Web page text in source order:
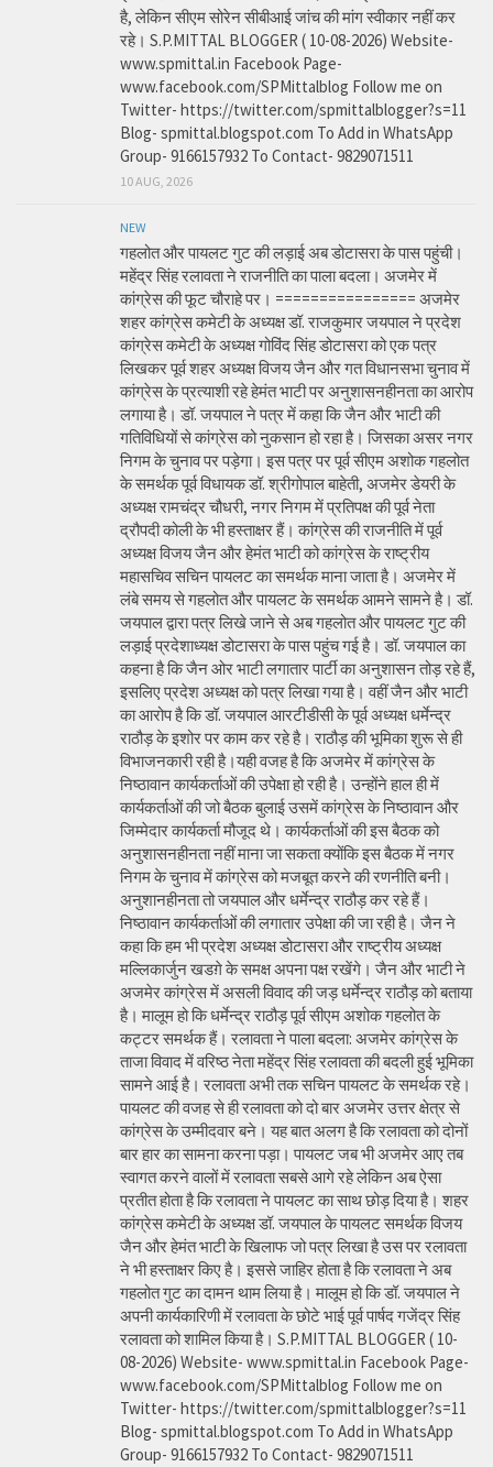
है, लेकिन सीएम सोरेन सीबीआई जांच की मांग स्वीकार नहीं कर
रहे। S.P.MITTAL BLOGGER ( 10-08-2026) Website-
www.spmittal.in Facebook Page-
www.facebook.com/SPMittalblog Follow me on
Twitter- https://twitter.com/spmittalblogger?s=11
Blog- spmittal.blogspot.com To Add in WhatsApp
Group- 9166157932 To Contact- 9829071511
10 AUG, 2026
NEW
गहलोत और पायलट गुट की लड़ाई अब डोटासरा के पास पहुंची।
महेंद्र सिंह रलावता ने राजनीति का पाला बदला। अजमेर में
कांग्रेस की फूट चौराहे पर। ================ अजमेर
शहर कांग्रेस कमेटी के अध्यक्ष डॉ. राजकुमार जयपाल ने प्रदेश
कांग्रेस कमेटी के अध्यक्ष गोविंद सिंह डोटासरा को एक पत्र
लिखकर पूर्व शहर अध्यक्ष विजय जैन और गत विधानसभा चुनाव में
कांग्रेस के प्रत्याशी रहे हेमंत भाटी पर अनुशासनहीनता का आरोप
लगाया है। डॉ. जयपाल ने पत्र में कहा कि जैन और भाटी की
गतिविधियों से कांग्रेस को नुकसान हो रहा है। जिसका असर नगर
निगम के चुनाव पर पड़ेगा। इस पत्र पर पूर्व सीएम अशोक गहलोत
के समर्थक पूर्व विधायक डॉ. श्रीगोपाल बाहेती, अजमेर डेयरी के
अध्यक्ष रामचंद्र चौधरी, नगर निगम में प्रतिपक्ष की पूर्व नेता
द्रौपदी कोली के भी हस्ताक्षर हैं। कांग्रेस की राजनीति में पूर्व
अध्यक्ष विजय जैन और हेमंत भाटी को कांग्रेस के राष्ट्रीय
महासचिव सचिन पायलट का समर्थक माना जाता है। अजमेर में
लंबे समय से गहलोत और पायलट के समर्थक आमने सामने है। डॉ.
जयपाल द्वारा पत्र लिखे जाने से अब गहलोत और पायलट गुट की
लड़ाई प्रदेशाध्यक्ष डोटासरा के पास पहुंच गई है। डॉ. जयपाल का
कहना है कि जैन ओर भाटी लगातार पार्टी का अनुशासन तोड़ रहे हैं,
इसलिए प्रदेश अध्यक्ष को पत्र लिखा गया है। वहीं जैन और भाटी
का आरोप है कि डॉ. जयपाल आरटीडीसी के पूर्व अध्यक्ष धर्मेन्द्र
राठौड़ के इशोर पर काम कर रहे है। राठौड़ की भूमिका शुरू से ही
विभाजनकारी रही है।यही वजह है कि अजमेर में कांग्रेस के
निष्ठावान कार्यकर्ताओं की उपेक्षा हो रही है। उन्होंने हाल ही में
कार्यकर्ताओं की जो बैठक बुलाई उसमें कांग्रेस के निष्ठावान और
जिम्मेदार कार्यकर्ता मौजूद थे। कार्यकर्ताओं की इस बैठक को
अनुशासनहीनता नहीं माना जा सकता क्योंकि इस बैठक में नगर
निगम के चुनाव में कांग्रेस को मजबूत करने की रणनीति बनी।
अनुशानहीनता तो जयपाल और धर्मेन्द्र राठौड़ कर रहे हैं।
निष्ठावान कार्यकर्ताओं की लगातार उपेक्षा की जा रही है। जैन ने
कहा कि हम भी प्रदेश अध्यक्ष डोटासरा और राष्ट्रीय अध्यक्ष
मल्लिकार्जुन खडग़े के समक्ष अपना पक्ष रखेंगे। जैन और भाटी ने
अजमेर कांग्रेस में असली विवाद की जड़ धर्मेन्द्र राठौड़ को बताया
है। मालूम हो कि धर्मेन्द्र राठौड़ पूर्व सीएम अशोक गहलोत के
कट्टर समर्थक हैं। रलावता ने पाला बदला: अजमेर कांग्रेस के
ताजा विवाद में वरिष्ठ नेता महेंद्र सिंह रलावता की बदली हुई भूमिका
सामने आई है। रलावता अभी तक सचिन पायलट के समर्थक रहे।
पायलट की वजह से ही रलावता को दो बार अजमेर उत्तर क्षेत्र से
कांग्रेस के उम्मीदवार बने। यह बात अलग है कि रलावता को दोनों
बार हार का सामना करना पड़ा। पायलट जब भी अजमेर आए तब
स्वागत करने वालों में रलावता सबसे आगे रहे लेकिन अब ऐसा
प्रतीत होता है कि रलावता ने पायलट का साथ छोड़ दिया है। शहर
कांग्रेस कमेटी के अध्यक्ष डॉ. जयपाल के पायलट समर्थक विजय
जैन और हेमंत भाटी के खिलाफ जो पत्र लिखा है उस पर रलावता
ने भी हस्ताक्षर किए है। इससे जाहिर होता है कि रलावता ने अब
गहलोत गुट का दामन थाम लिया है। मालूम हो कि डॉ. जयपाल ने
अपनी कार्यकारिणी में रलावता के छोटे भाई पूर्व पार्षद गजेंद्र सिंह
रलावता को शामिल किया है। S.P.MITTAL BLOGGER ( 10-
08-2026) Website- www.spmittal.in Facebook Page-
www.facebook.com/SPMittalblog Follow me on
Twitter- https://twitter.com/spmittalblogger?s=11
Blog- spmittal.blogspot.com To Add in WhatsApp
Group- 9166157932 To Contact- 9829071511